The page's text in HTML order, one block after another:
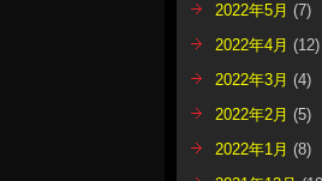
2022年5月 (7)
2022年4月 (12)
2022年3月 (4)
2022年2月 (5)
2022年1月 (8)